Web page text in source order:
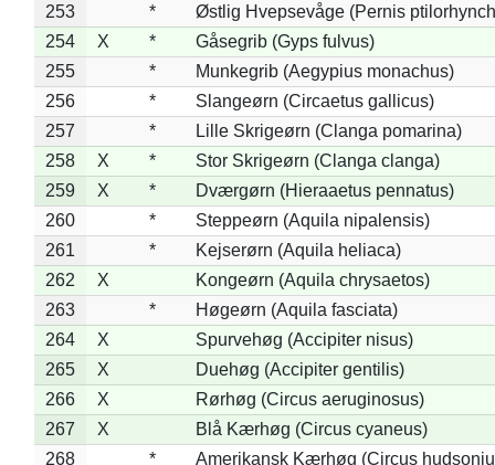
253
*
Østlig Hvepsevåge (Pernis
254
X *
Gåsegrib (Gyps fulvus)
255
*
Munkegrib (Aegypius monachus)
256
*
Slangeørn (Circaetus gallicus)
257
*
Lille Skrigeørn (Clanga pomarina)
258
X *
Stor Skrigeørn (Clanga clanga)
259
X *
Dværgørn (Hieraaetus pennatus)
260
*
Steppeørn (Aquila nipalensis)
261
*
Kejserørn (Aquila heliaca)
262
X
Kongeørn (Aquila chrysaetos)
263
*
Høgeørn (Aquila fasciata)
264
X
Spurvehøg (Accipiter nisus)
265
X
Duehøg (Accipiter gentilis)
266
X
Rørhøg (Circus aeruginosus)
267
X
Blå Kærhøg (Circus cyaneus)
268
*
Amerikansk Kærhøg (Circus